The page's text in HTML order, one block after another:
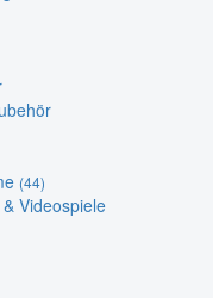
(44)
Videospiele